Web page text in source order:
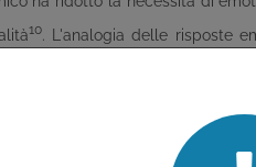
10. L'analogia delle risposte
uno studio randomizzato, su
stradale, il primo nel suo genere.